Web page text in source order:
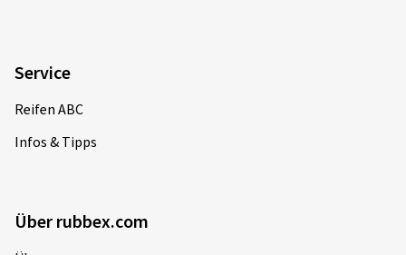
Service
Reifen ABC
Infos & Tipps
Über rubbex.com